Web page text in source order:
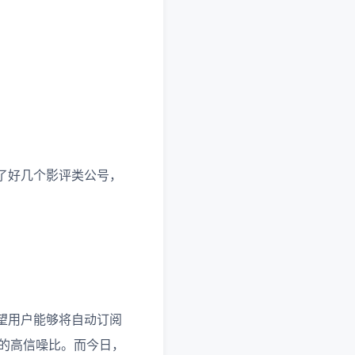
几个影评类公号，
用户能够将自动订阅
信噪比。而今日，